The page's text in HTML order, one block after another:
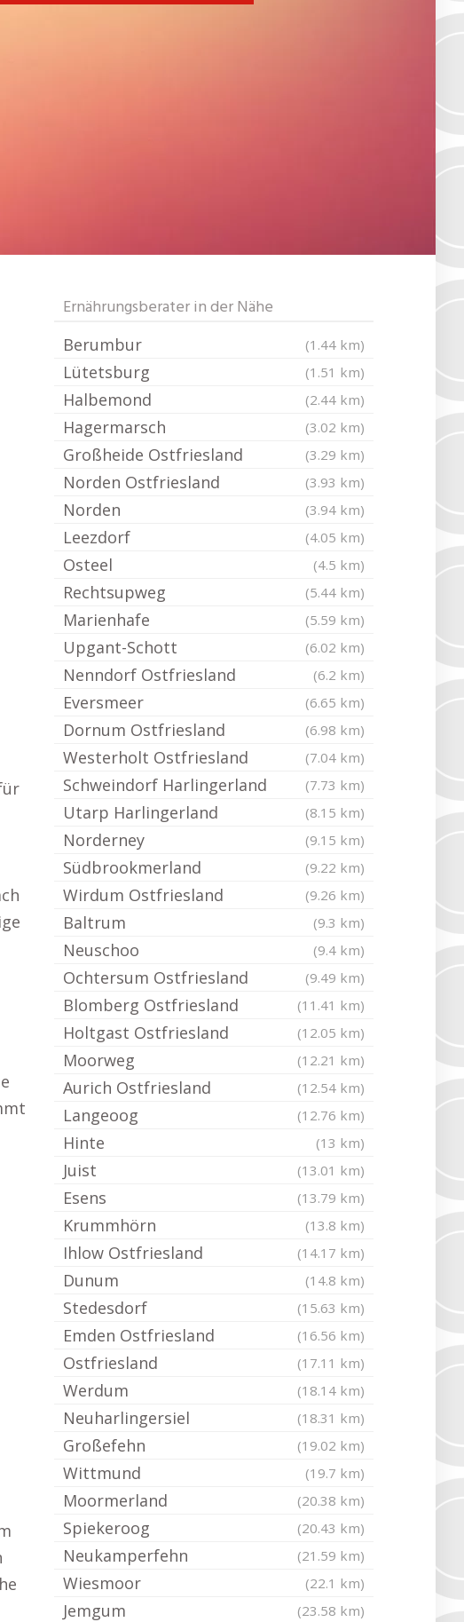
Ernährungsberater in der Nähe
Berumbur (1.44 km)
Lütetsburg (1.51 km)
Halbemond (2.44 km)
Hagermarsch (3.02 km)
Großheide Ostfriesland (3.29 km)
Norden Ostfriesland (3.93 km)
Norden (3.94 km)
Leezdorf (4.05 km)
Osteel (4.5 km)
Rechtsupweg (5.44 km)
Marienhafe (5.59 km)
Upgant-Schott (6.02 km)
Nenndorf Ostfriesland (6.2 km)
Eversmeer (6.65 km)
Dornum Ostfriesland (6.98 km)
Westerholt Ostfriesland (7.04 km)
Schweindorf Harlingerland (7.73 km)
Utarp Harlingerland (8.15 km)
Norderney (9.15 km)
Südbrookmerland (9.22 km)
Wirdum Ostfriesland (9.26 km)
Baltrum (9.3 km)
Neuschoo (9.4 km)
Ochtersum Ostfriesland (9.49 km)
Blomberg Ostfriesland (11.41 km)
Holtgast Ostfriesland (12.05 km)
Moorweg (12.21 km)
Aurich Ostfriesland (12.54 km)
Langeoog (12.76 km)
Hinte (13 km)
Juist (13.01 km)
Esens (13.79 km)
Krummhörn (13.8 km)
Ihlow Ostfriesland (14.17 km)
Dunum (14.8 km)
Stedesdorf (15.63 km)
Emden Ostfriesland (16.56 km)
Ostfriesland (17.11 km)
Werdum (18.14 km)
Neuharlingersiel (18.31 km)
Großefehn (19.02 km)
Wittmund (19.7 km)
Moormerland (20.38 km)
Spiekeroog (20.43 km)
Neukamperfehn (21.59 km)
Wiesmoor (22.1 km)
Jemgum (23.58 km)